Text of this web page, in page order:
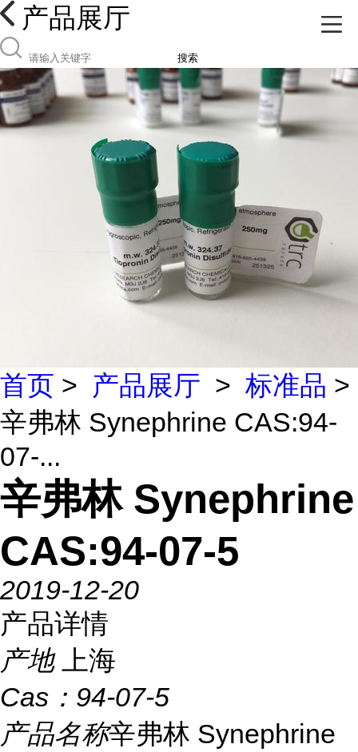
产品展厅
搜索
首页 > 产品展厅 > 标准品 >
辛弗林 Synephrine CAS:94-
07-...
辛弗林 Synephrine
CAS:94-07-5
2019-12-20
产品详情
产地
上海
Cas： 94-07-5
产品名称辛弗林 Synephrine